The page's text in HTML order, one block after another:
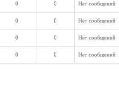
0 0 Нет сообщений
0 0 Нет сообщений
0 0 Нет сообщений
0 0 Нет сообщений